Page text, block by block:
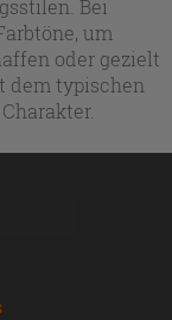
Bei
um
oder gezielt
dem typischen